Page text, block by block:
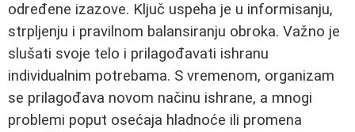
određene izazove. Ključ uspeha je u informisanju,
strpljenju i pravilnom balansiranju obroka. Važno je
slušati svoje telo i prilagođavati ishranu
individualnim potrebama. S vremenom, organizam
se prilagođava novom načinu ishrane, a mnogi
problemi poput osećaja hladnoće ili promena